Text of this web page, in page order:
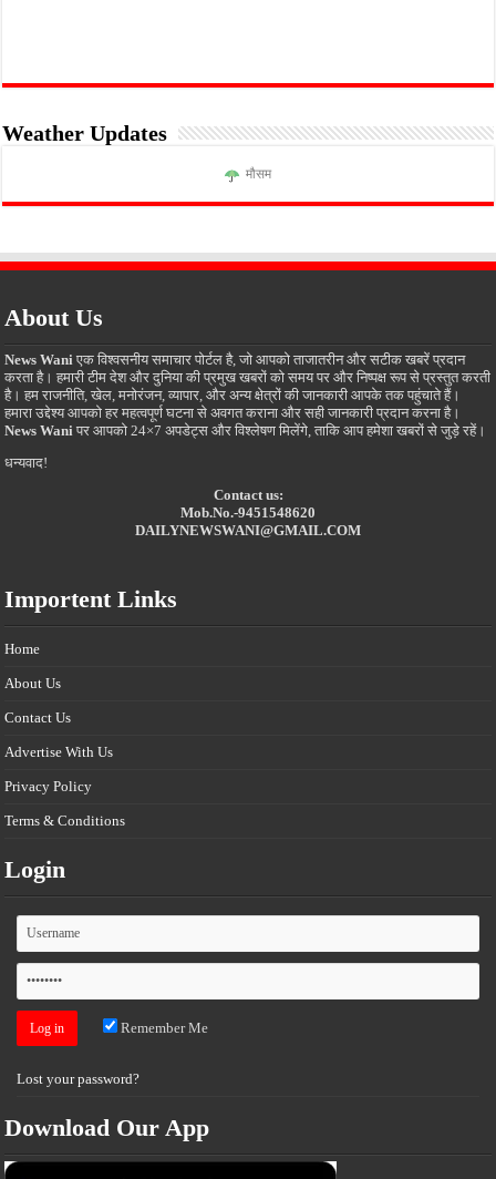
Weather Updates
मौसम
About Us
News Wani एक विश्वसनीय समाचार पोर्टल है, जो आपको ताजातरीन और सटीक खबरें प्रदान
करता है। हमारी टीम देश और दुनिया की प्रमुख खबरों को समय पर और निष्पक्ष रूप से प्रस्तुत करती
है। हम राजनीति, खेल, मनोरंजन, व्यापार, और अन्य क्षेत्रों की जानकारी आपके तक पहुंचाते हैं।
हमारा उद्देश्य आपको हर महत्वपूर्ण घटना से अवगत कराना और सही जानकारी प्रदान करना है।
News Wani पर आपको 24×7 अपडेट्स और विश्लेषण मिलेंगे, ताकि आप हमेशा खबरों से जुड़े रहें।
धन्यवाद!
Contact us:
Mob.No.-9451548620
DAILYNEWSWANI@GMAIL.COM
Importent Links
Home
About Us
Contact Us
Advertise With Us
Privacy Policy
Terms & Conditions
Login
Remember Me
Lost your password?
Download Our App